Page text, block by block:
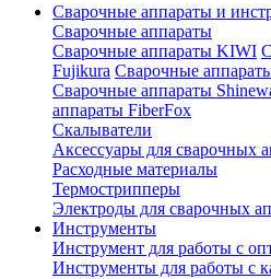
Сварочные аппараты и
Сварочные аппараты
Сварочные аппараты KIWI
Fujikura Сварочные
Сварочные аппараты
аппараты FiberFox
Скалыватели
Аксессуары для сварочных
Расходные материалы
Термострипперы
Электроды для сварочных
Инструменты
Инструмент для работы с
Инструменты для работы с